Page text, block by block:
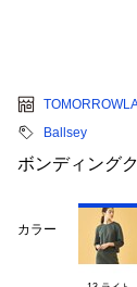
Ballsey
ボンディング
カラー